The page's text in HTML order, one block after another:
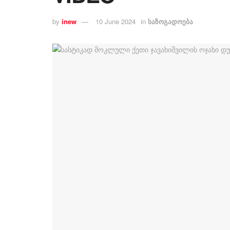
by inew 10 June 2024 in საზოგადოება